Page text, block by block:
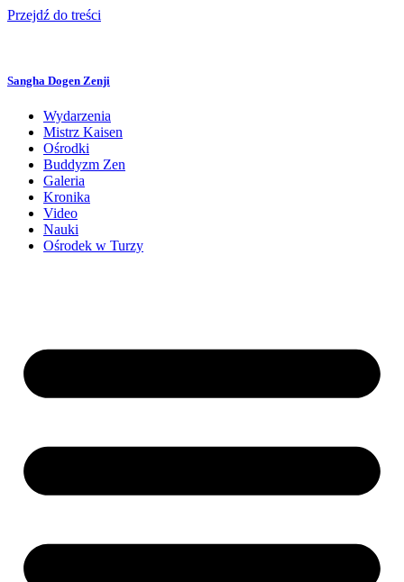
Przejdź do treści
Sangha Dogen Zenji
Wydarzenia
Mistrz Kaisen
Ośrodki
Buddyzm Zen
Galeria
Kronika
Video
Nauki
Ośrodek w Turzy